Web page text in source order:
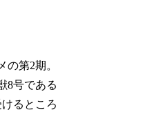
の第2期。
8号である
るところ